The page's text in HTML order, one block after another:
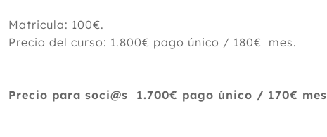
Matricula: 100€.
Precio del curso: 1.800€ pago único / 180€ mes.
Precio para soci@s 1.700€ pago único / 170€ mes